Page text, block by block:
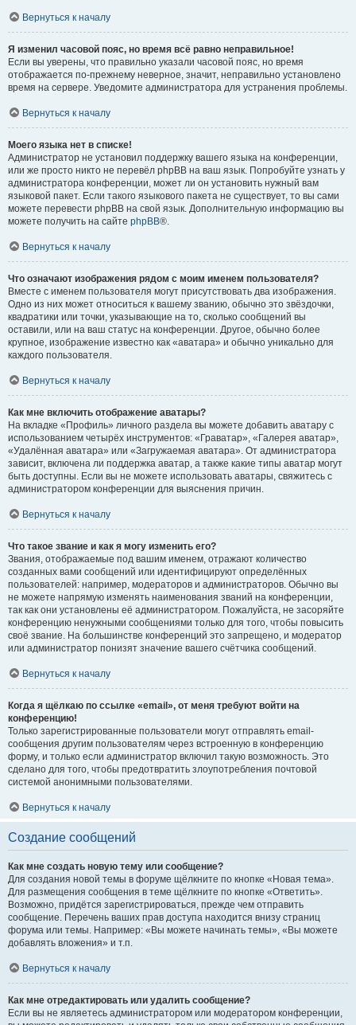
Вернуться к началу
Я изменил часовой пояс, но время всё равно неправильное!
Если вы уверены, что правильно указали часовой пояс, но время
отображается по-прежнему неверное, значит, неправильно установлено
время на сервере. Уведомите администратора для устранения проблемы.
Вернуться к началу
Моего языка нет в списке!
Администратор не установил поддержку вашего языка на конференции,
или же просто никто не перевёл phpBB на ваш язык. Попробуйте узнать у
администратора конференции, может ли он установить нужный вам
языковой пакет. Если такого языкового пакета не существует, то вы сами
можете перевести phpBB на свой язык. Дополнительную информацию вы
можете получить на сайте phpBB®.
Вернуться к началу
Что означают изображения рядом с моим именем пользователя?
Вместе с именем пользователя могут присутствовать два изображения.
Одно из них может относиться к вашему званию, обычно это звёздочки,
квадратики или точки, указывающие на то, сколько сообщений вы
оставили, или на ваш статус на конференции. Другое, обычно более
крупное, изображение известно как «аватара» и обычно уникально для
каждого пользователя.
Вернуться к началу
Как мне включить отображение аватары?
На вкладке «Профиль» личного раздела вы можете добавить аватару с
использованием четырёх инструментов: «Граватар», «Галерея аватар»,
«Удалённая аватара» или «Загружаемая аватара». От администратора
зависит, включена ли поддержка аватар, а также какие типы аватар могут
быть доступны. Если вы не можете использовать аватары, свяжитесь с
администратором конференции для выяснения причин.
Вернуться к началу
Что такое звание и как я могу изменить его?
Звания, отображаемые под вашим именем, отражают количество
созданных вами сообщений или идентифицируют определённых
пользователей: например, модераторов и администраторов. Обычно вы
не можете напрямую изменять наименования званий на конференции,
так как они установлены её администратором. Пожалуйста, не засоряйте
конференцию ненужными сообщениями только для того, чтобы повысить
своё звание. На большинстве конференций это запрещено, и модератор
или администратор понизят значение вашего счётчика сообщений.
Вернуться к началу
Когда я щёлкаю по ссылке «email», от меня требуют войти на
конференцию!
Только зарегистрированные пользователи могут отправлять email-
сообщения другим пользователям через встроенную в конференцию
форму, и только если администратор включил такую возможность. Это
сделано для того, чтобы предотвратить злоупотребления почтовой
системой анонимными пользователями.
Вернуться к началу
Создание сообщений
Как мне создать новую тему или сообщение?
Для создания новой темы в форуме щёлкните по кнопке «Новая тема».
Для размещения сообщения в теме щёлкните по кнопке «Ответить».
Возможно, придётся зарегистрироваться, прежде чем отправить
сообщение. Перечень ваших прав доступа находится внизу страниц
форума или темы. Например: «Вы можете начинать темы», «Вы можете
добавлять вложения» и т.п.
Вернуться к началу
Как мне отредактировать или удалить сообщение?
Если вы не являетесь администратором или модератором конференции,